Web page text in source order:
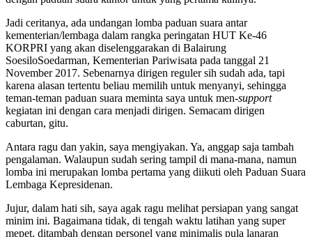
Jadi ceritanya, ada undangan lomba paduan suara antar
kementerian/lembaga dalam rangka peringatan HUT Ke-46
KORPRI yang akan diselenggarakan di Balairung
SoesiloSoedarman, Kementerian Pariwisata pada tanggal 21
November 2017. Sebenarnya dirigen reguler sih sudah ada, tapi
karena alasan tertentu beliau memilih untuk menyanyi, sehingga
teman-teman paduan suara meminta saya untuk men-support
kegiatan ini dengan cara menjadi dirigen. Semacam dirigen
caburtan, gitu.
Antara ragu dan yakin, saya mengiyakan. Ya, anggap saja tambah
pengalaman. Walaupun sudah sering tampil di mana-mana, namun
lomba ini merupakan lomba pertama yang diikuti oleh Paduan Suara
Lembaga Kepresidenan.
Jujur, dalam hati sih, saya agak ragu melihat persiapan yang sangat
minim ini. Bagaimana tidak, di tengah waktu latihan yang super
mepet, ditambah dengan personel yang minimalis pula lanaran